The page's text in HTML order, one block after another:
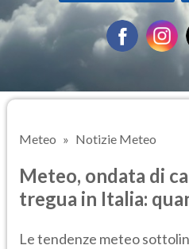
Meteo Notizie Meteo
Meteo, ondata di
tregua in Italia:
Le tendenze meteo